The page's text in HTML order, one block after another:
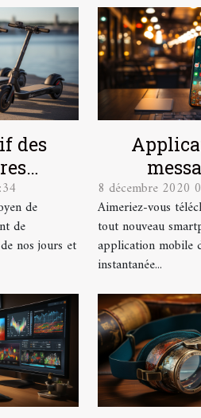
des
du
de
de
nos jours et
Android
8 décembre 2020
Aimeriez-vous
tout nouveau
application mobile
instantanée...